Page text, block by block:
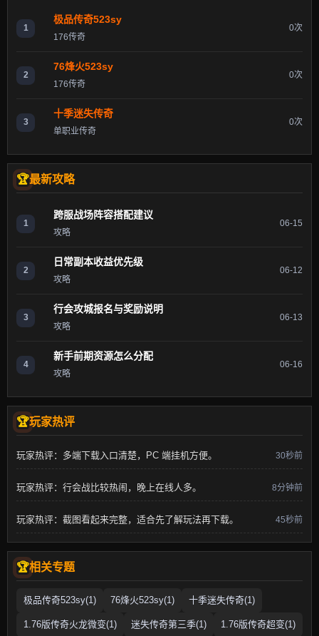
1
极品传奇523sy
176传奇
0次
2
76烽火523sy
176传奇
0次
3
十季迷失传奇
单职业传奇
0次
最新攻略
1
跨服战场阵容搭配建议
攻略
06-15
2
日常副本收益优先级
攻略
06-12
3
行会攻城报名与奖励说明
攻略
06-13
4
新手前期资源怎么分配
攻略
06-16
玩家热评
玩家热评：多端下载入口清楚，PC 端挂机方便。 30秒前
玩家热评：行会战比较热闹，晚上在线人多。 8分钟前
玩家热评：截图看起来完整，适合先了解玩法再下载。 45秒前
相关专题
极品传奇523sy(1) 76烽火523sy(1) 十季迷失传奇(1)
1.76版传奇火龙微变(1) 迷失传奇第三季(1) 1.76版传奇超变(1)